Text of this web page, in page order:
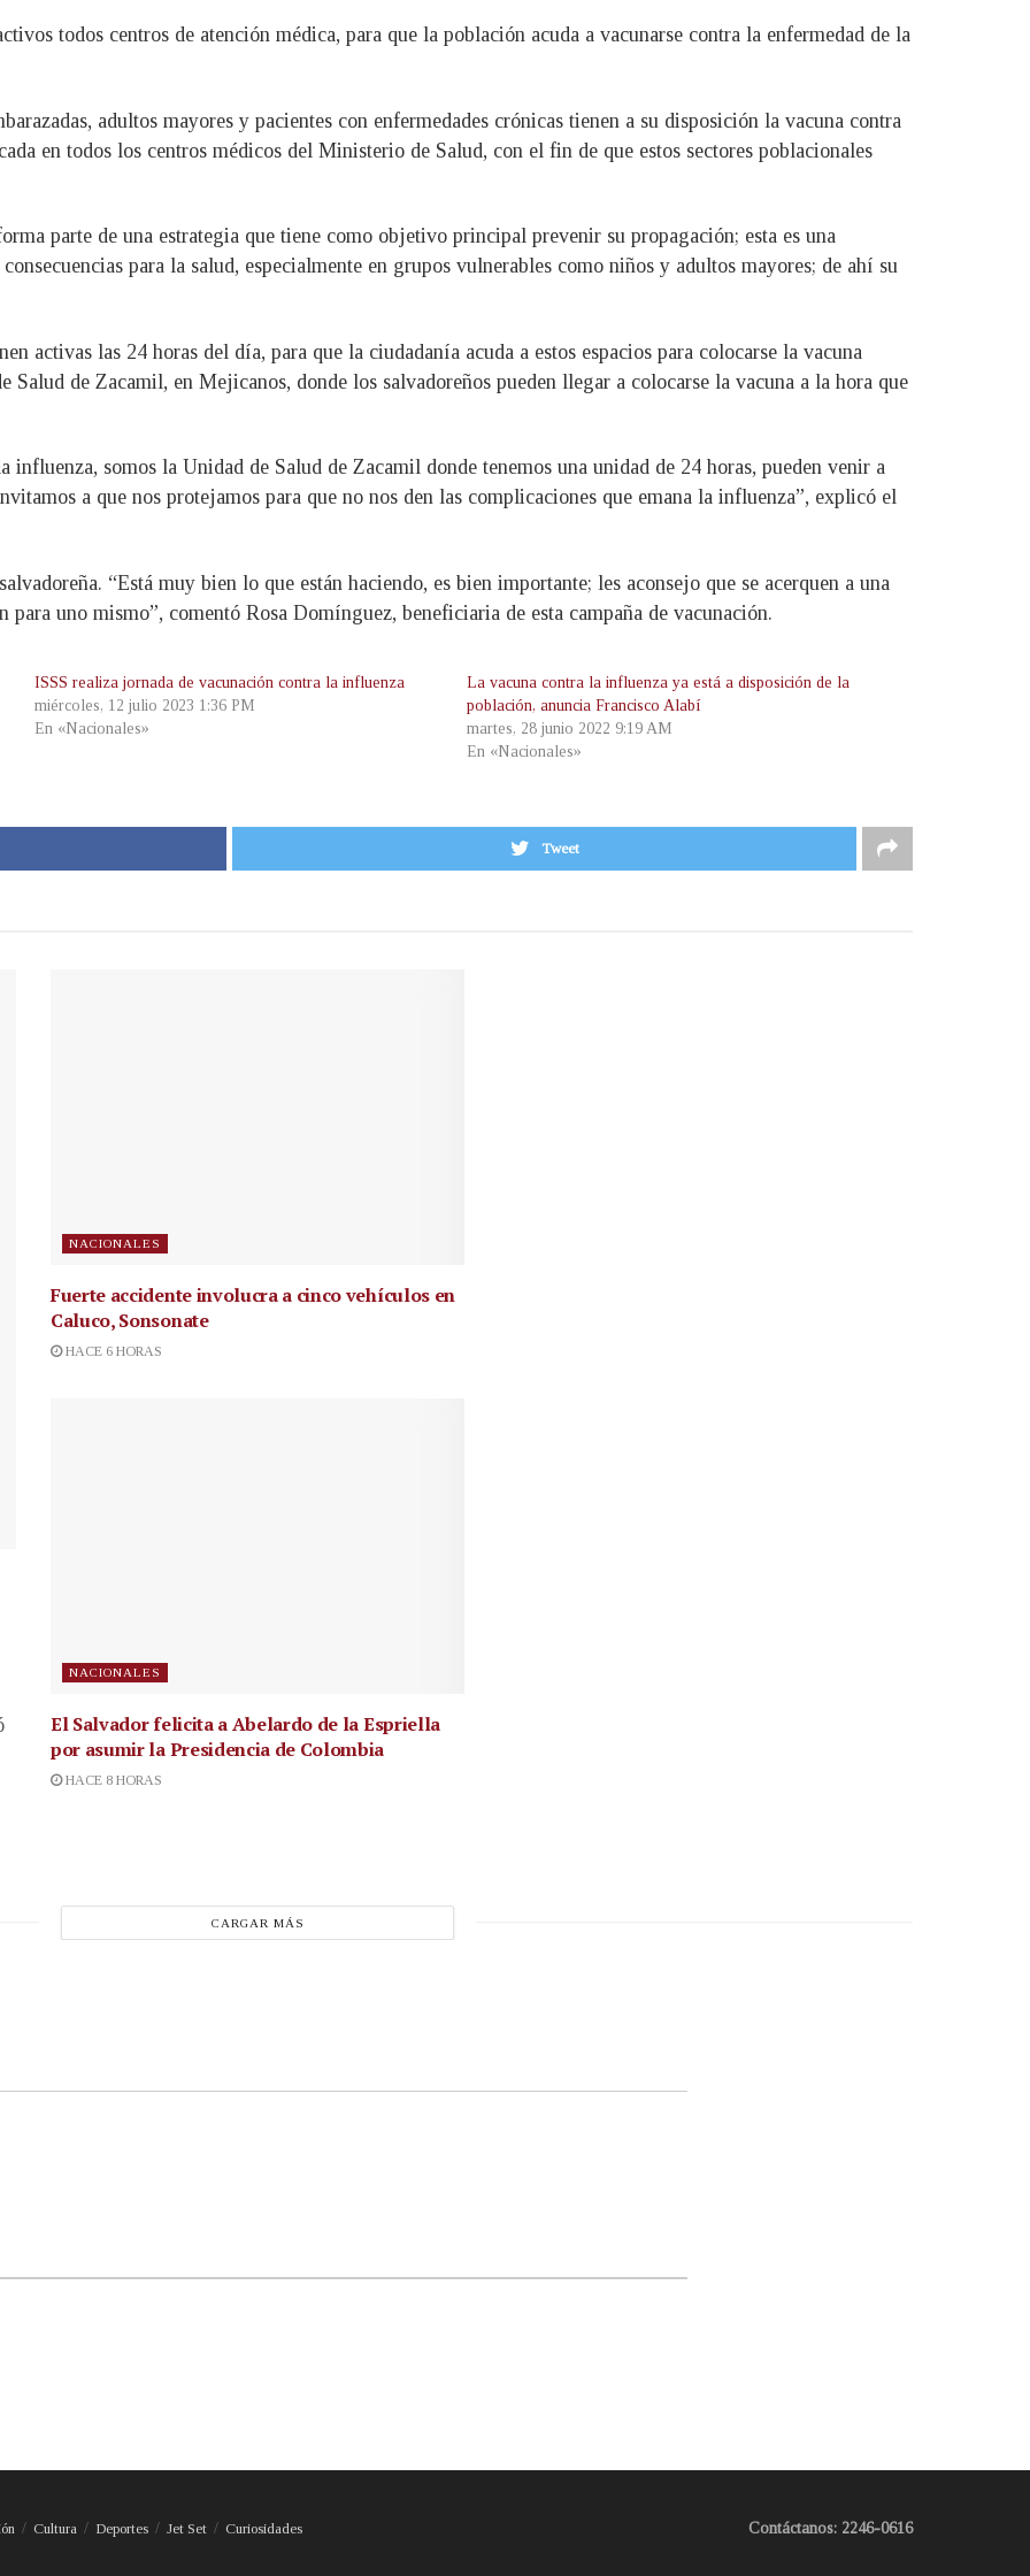
todos centros de atención médica, para que la población acuda a vacunarse contra la enfermedad de la
adultos mayores y pacientes con enfermedades crónicas tienen a su disposición la vacuna contra
en todos los centros médicos del Ministerio de Salud, con el fin de que estos sectores poblacionales
parte de una estrategia que tiene como objetivo principal prevenir su propagación; esta es una
para la salud, especialmente en grupos vulnerables como niños y adultos mayores; de ahí su
activas las 24 horas del día, para que la ciudadanía acuda a estos espacios para colocarse la vacuna
Salud de Zacamil, en Mejicanos, donde los salvadoreños pueden llegar a colocarse la vacuna a la hora que
influenza, somos la Unidad de Salud de Zacamil donde tenemos una unidad de 24 horas, pueden venir a
a que nos protejamos para que no nos den las complicaciones que emana la influenza”, explicó el
“Está muy bien lo que están haciendo, es bien importante; les aconsejo que se acerquen a una
para uno mismo”, comentó Rosa Domínguez, beneficiaria de esta campaña de vacunación.
ISSS realiza jornada de vacunación contra la influenza
miércoles, 12 julio 2023 1:36 PM
En «Nacionales»
La vacuna contra la influenza ya está a disposición de la
población, anuncia Francisco Alabí
martes, 28 junio 2022 9:19 AM
En «Nacionales»
Tweet
NACIONALES
Fuerte accidente involucra a cinco vehículos en
Caluco, Sonsonate
HACE 6 HORAS
NACIONALES
El Salvador felicita a Abelardo de la Espriella
por asumir la Presidencia de Colombia
HACE 8 HORAS
CARGAR MÁS
Cultura Deportes Jet Set Curiosidades Contáctanos: 2246-0616